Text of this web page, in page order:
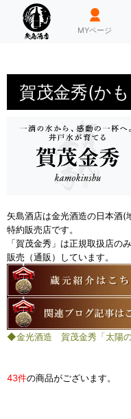
HOME MYページ
賀茂金秀(か
矢島酒店は金光酒造の日本酒(
特約販売店です。
「賀茂金秀」は正規取扱店の
販売（通販）しています。
◆金光酒造 賀茂金秀「太陽
43件の商品がございます。